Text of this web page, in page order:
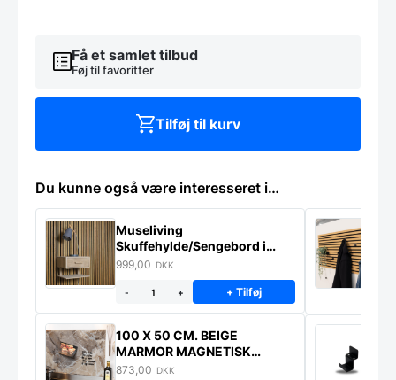
Få et samlet tilbud
Føj til favoritter
Tilføj til kurv
Du kunne også være interesseret i…
Museliving
Skuffehylde/Sengebord i
massiv eg
999,00 DKK
- + + Tilføj
100 X 50 CM. BEIGE
MARMOR MAGNETISK
STÆNKPLADE
873,00 DKK